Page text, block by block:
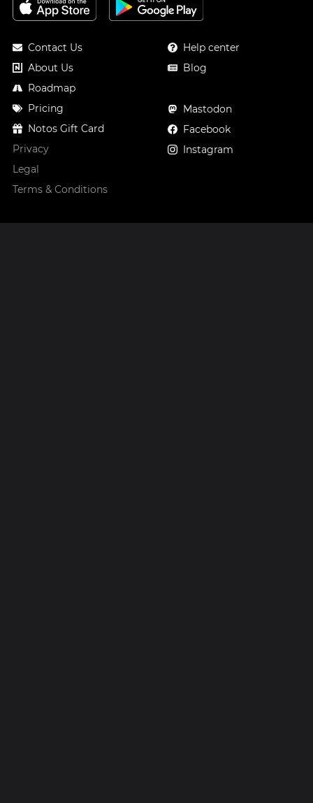
Contact Us
About Us
Roadmap
Pricing
Notos Gift Card
Privacy
Legal
Terms & Conditions
Help center
Blog
Mastodon
Facebook
Instagram